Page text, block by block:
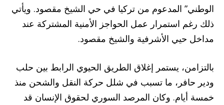
الوطني” المدعوم من تركيا في حي الشيخ مقصود. ويأتي
ذلك رغم استمرار عمل الحواجز الأمنية المشتركة عند
مداخل حيي الأشرفية والشيخ مقصود.
بالتزامن، يستمر إغلاق الطريق الحيوي الرابط بين حلب
ودير حافر، ما تسبب في شلل حركة النقل والشحن منذ
خمسة أيام. وكان المرصد السوري لحقوق الإنسان قد